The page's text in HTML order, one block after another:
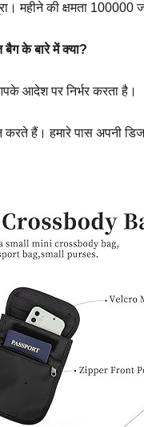
महीने की क्षमता
के बारे में क्या?
आदेश पर निर्भर करता है।
हैं। हमारे पास अपनी